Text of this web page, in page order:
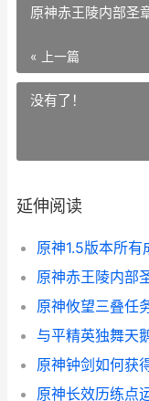
原神赤王陵内部圣
« 上一篇
没有了！
延伸阅读
原神赤王陵内部
原神钟剑如何获